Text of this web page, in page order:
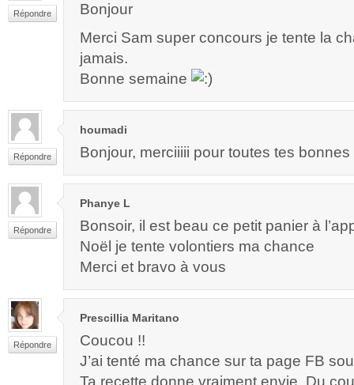
Répondre
Bonjour
Merci Sam super concours je tente la
jamais.
Bonne semaine
Répondre
houmadi
Bonjour, merciiiii pour toutes tes
Répondre
Phanye L
Bonsoir, il est beau ce petit panier à
Noël je tente volontiers ma chance
Merci et bravo à vous
Répondre
Prescillia Maritano
Coucou !!
J’ai tenté ma chance sur ta page FB
Ta recette donne vraiment envie. Du